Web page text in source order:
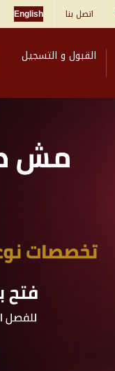
اتصل بنا English
القبول و التسجيل